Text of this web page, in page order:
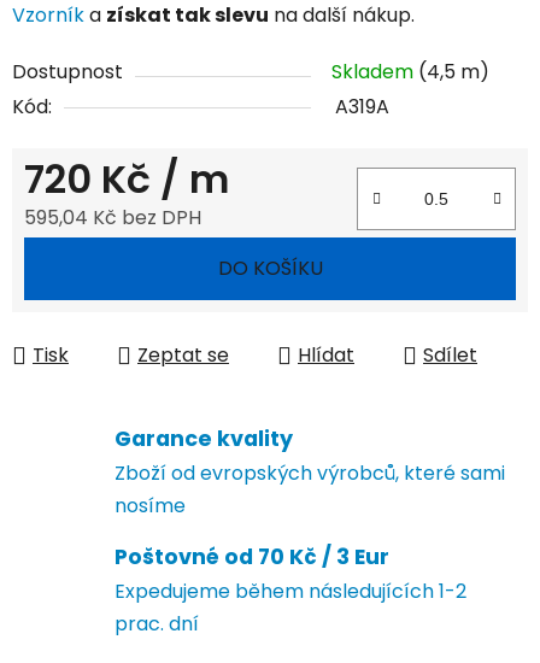
Vzorníka získat tak slevu na další nákup.
Dostupnost Skladem (4,5 m)
Kód:
A319A
720 Kč / m
595,04 Kč bez DPH
DO KOŠÍKU
Tisk Zeptat se Hlídat Sdílet
Garance kvality
Zboží od evropských výrobců, které sami
nosíme
Poštovné od 70 Kč / 3 Eur
Expedujeme během následujících 1-2
prac. dní